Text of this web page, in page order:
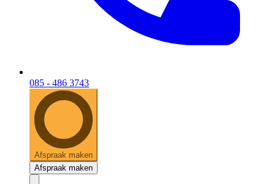
085 - 486 3743
Afspraak maken
Afspraak maken